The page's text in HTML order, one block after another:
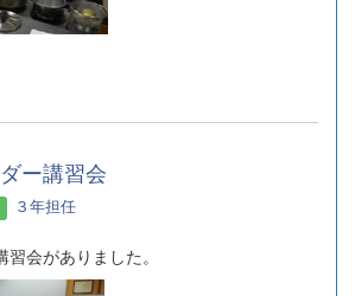
ー講習会
３年担任
会がありました。